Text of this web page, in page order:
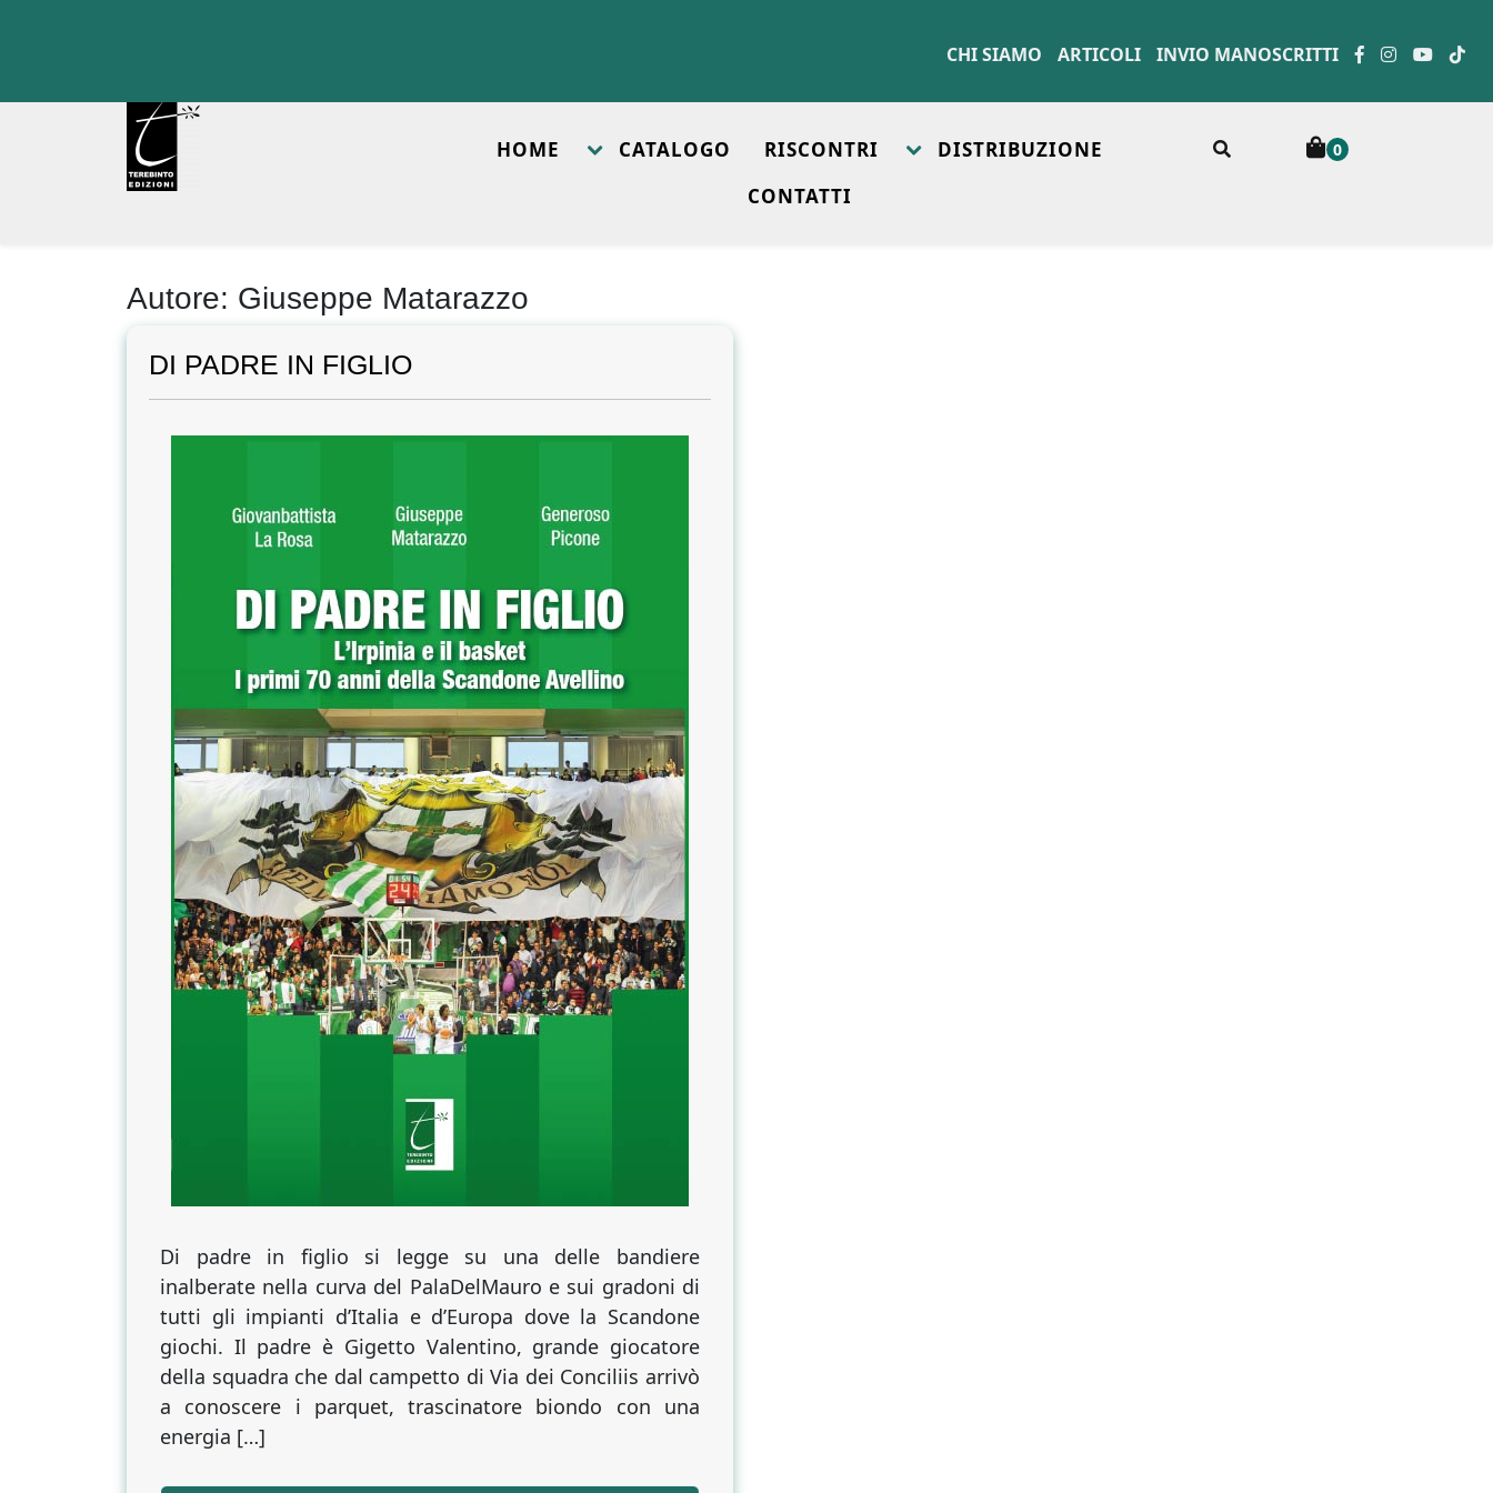
CHI SIAMO ARTICOLI INVIO MANOSCRITTI
HOME CATALOGO RISCONTRI
DISTRIBUZIONE
CONTATTI
0
Autore: Giuseppe Matarazzo
DI PADRE IN FIGLIO
Di padre in figlio si legge su una delle bandiere
inalberate nella curva del PalaDelMauro e sui gradoni di
tutti gli impianti d’Italia e d’Europa dove la Scandone
giochi. Il padre è Gigetto Valentino, grande giocatore
della squadra che dal campetto di Via dei Conciliis arrivò
a conoscere i parquet, trascinatore biondo con una
energia […]